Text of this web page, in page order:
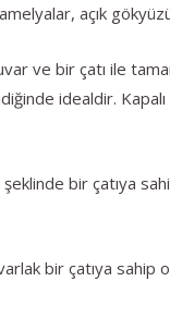
açık
ve bir çatı ile
idealdir.
bir çatıya
bir çatıya